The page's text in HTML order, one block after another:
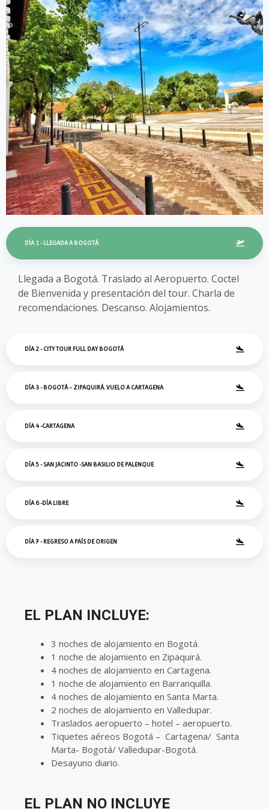
DÍA 1 - LLEGADA A BOGOTÁ
Llegada a Bogotá. Traslado al Aeropuerto. Coctel
de Bienvenida y presentación del tour. Charla de
recomendaciones. Descanso. Alojamientos.
DÍA 2 - CITY TOUR FULL DAY BOGOTÁ
DÍA 3 - BOGOTÁ – ZIPAQUIRÁ. VUELO A CARTAGENA
DÍA 4 -CARTAGENA
DÍA 5 - SAN JACINTO -SAN BASILIO DE PALENQUE
DÍA 6 -DÍA LIBRE
DÍA 7 - REGRESO A PAÍS DE ORIGEN
EL PLAN INCLUYE:
3 noches de alojamiento en Bogotá.
1 noche de alojamiento en Zipaquirá.
4 noches de alojamiento en Cartagena.
1 noche de alojamiento en Barranquilla.
4 noches de alojamiento en Santa Marta.
2 noches de alojamiento en Valledupar.
Traslados aeropuerto – hotel – aeropuerto.
Tiquetes aéreos Bogotá – Cartagena/ Santa
Marta- Bogotá/ Valledupar-Bogotá.
Desayuno diario.
EL PLAN NO INCLUYE